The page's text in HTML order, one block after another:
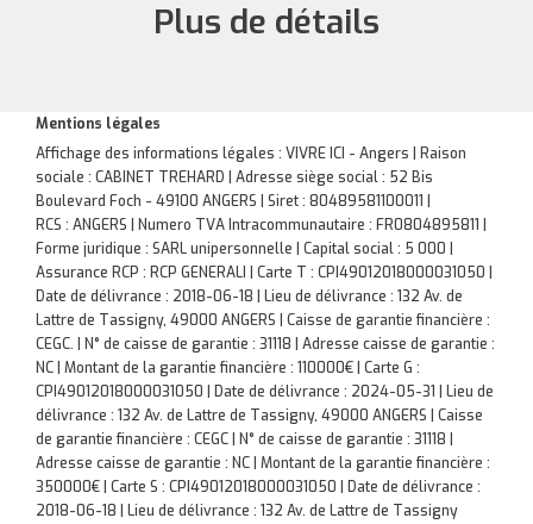
Plus de détails
Mentions légales
Affichage des informations légales : VIVRE ICI - Angers | Raison
sociale : CABINET TREHARD | Adresse siège social : 52 Bis
Boulevard Foch - 49100 ANGERS | Siret : 80489581100011 |
RCS : ANGERS | Numero TVA Intracommunautaire : FR0804895811 |
Forme juridique : SARL unipersonnelle | Capital social : 5 000 |
Assurance RCP : RCP GENERALI | Carte T : CPI49012018000031050 |
Date de délivrance : 2018-06-18 | Lieu de délivrance : 132 Av. de
Lattre de Tassigny, 49000 ANGERS | Caisse de garantie financière :
CEGC. | N° de caisse de garantie : 31118 | Adresse caisse de garantie :
NC | Montant de la garantie financière : 110000€ | Carte G :
CPI49012018000031050 | Date de délivrance : 2024-05-31 | Lieu de
délivrance : 132 Av. de Lattre de Tassigny, 49000 ANGERS | Caisse
de garantie financière : CEGC | N° de caisse de garantie : 31118 |
Adresse caisse de garantie : NC | Montant de la garantie financière :
350000€ | Carte S : CPI49012018000031050 | Date de délivrance :
2018-06-18 | Lieu de délivrance : 132 Av. de Lattre de Tassigny